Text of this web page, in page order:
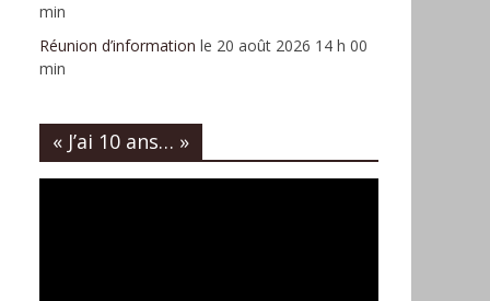
min
Réunion d’information le 20 août 2026 14 h 00
min
« J’ai 10 ans… »